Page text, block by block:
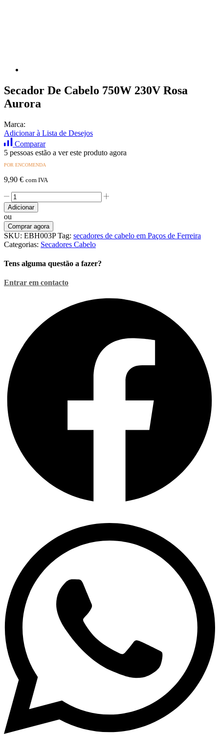
Secador De Cabelo 750W 230V Rosa
Aurora
Marca:
Adicionar à Lista de Desejos
Comparar
5 pessoas estão a ver este produto agora
POR ENCOMENDA
9,90 € com IVA
Quantidade
de
Secador
De
Cabelo
750W
230V
Aurora
Adicionar
ou
Comprar agora
SKU: EBH003PTag: secadores de cabelo em Paços de Ferreira
Categorias: Secadores Cabelo
Tens alguma questão a fazer?
Entrar em contacto